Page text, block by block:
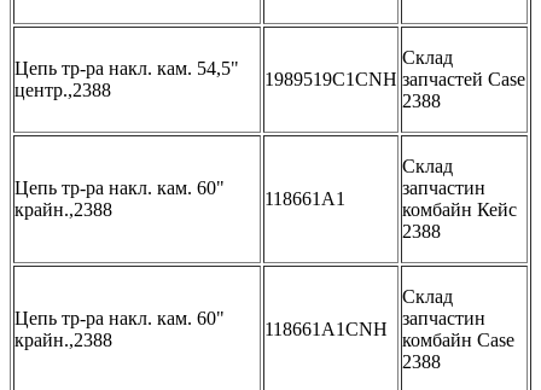
Цепь тр-ра накл. кам. 54,5"
центр.,2388
1989519C1CNH
Склад
запчастей Case
2388
Цепь тр-ра накл. кам. 60"
крайн.,2388
118661A1
Склад
запчастин
комбайн Кейс
2388
Цепь тр-ра накл. кам. 60"
крайн.,2388
118661A1CNH
Склад
запчастин
комбайн Case
2388